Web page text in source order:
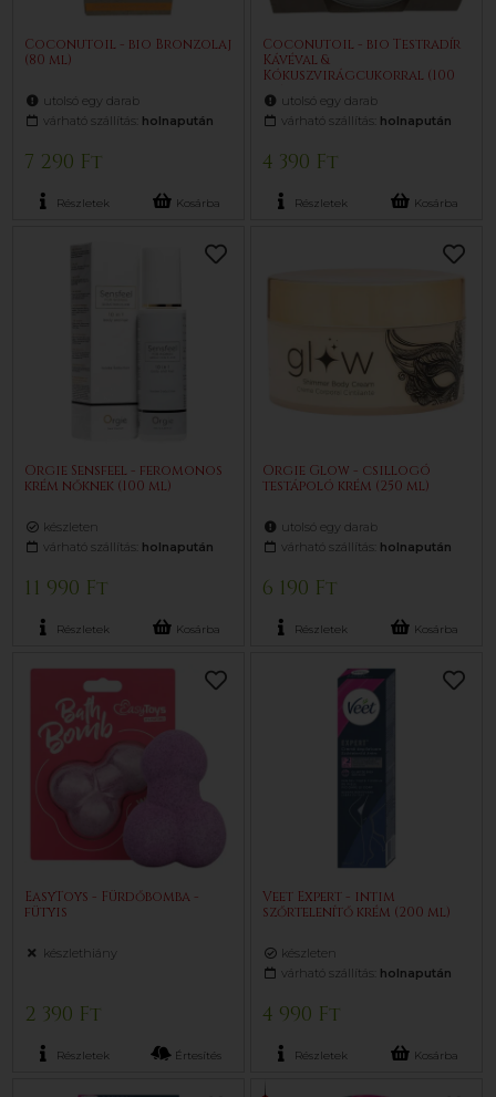
Coconutoil - bio Bronzolaj
(80 ml)
utolsó egy darab
várható szállítás: holnapután
7 290 Ft
Részletek Kosárba
Coconutoil - bio Testradír
Kávéval &
Kókuszvirágcukorral (100
utolsó egy darab
várható szállítás: holnapután
4 390 Ft
Részletek Kosárba
Orgie Sensfeel - feromonos
krém nőknek (100 ml)
készleten
várható szállítás: holnapután
11 990 Ft
Részletek Kosárba
Orgie Glow - csillogó
testápoló krém (250 ml)
utolsó egy darab
várható szállítás: holnapután
6 190 Ft
Részletek Kosárba
EasyToys - Fürdőbomba -
fütyis
készlethiány
2 390 Ft
Részletek Értesítés
Veet Expert - intim
szőrtelenítő krém (200 ml)
készleten
várható szállítás: holnapután
4 990 Ft
Részletek Kosárba